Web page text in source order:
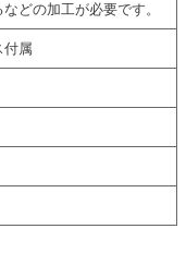
どの加工が必要です。
属